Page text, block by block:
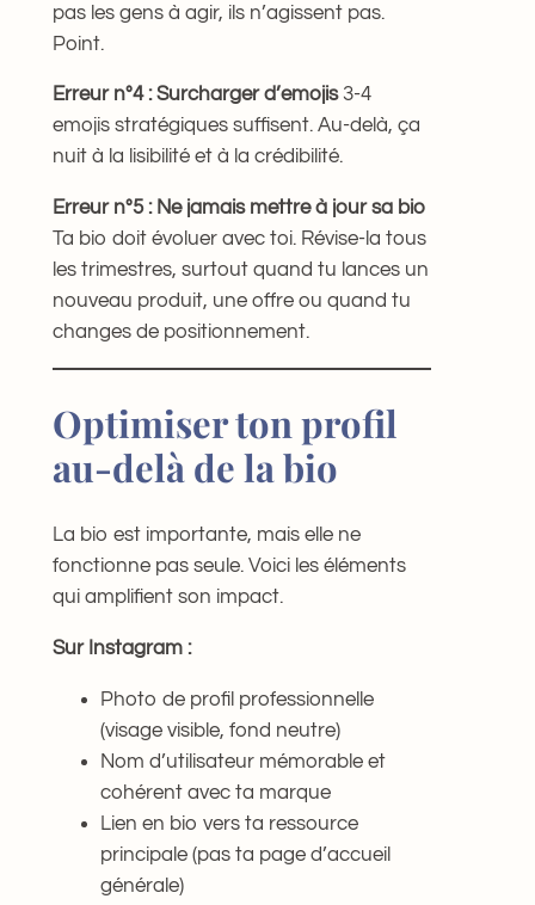
pas les gens à agir, ils n’agissent pas.
Point.
Erreur n°4 : Surcharger d’emojis3-4
emojis stratégiques suffisent. Au-delà, ça
nuit à la lisibilité et à la crédibilité.
Erreur n°5 : Ne jamais mettre à jour sa bio
Ta bio doit évoluer avec toi. Révise-la tous
les trimestres, surtout quand tu lances un
nouveau produit, une offre ou quand tu
changes de positionnement.
Optimiser ton profil
au-delà de la bio
La bio est importante, mais elle ne
fonctionne pas seule. Voici les éléments
qui amplifient son impact.
Sur Instagram :
Photo de profil professionnelle
(visage visible, fond neutre)
Nom d’utilisateur mémorable et
cohérent avec ta marque
Lien en bio vers ta ressource
principale (pas ta page d’accueil
générale)